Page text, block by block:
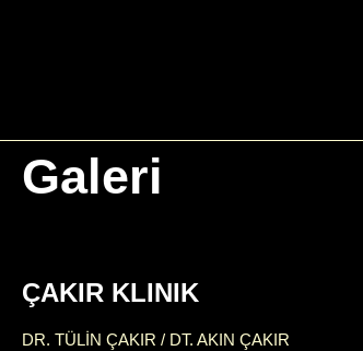
Galeri
İletişim
ÇAKIR KLINIK
DR. TÜLİN ÇAKIR / DT. AKIN ÇAKIR